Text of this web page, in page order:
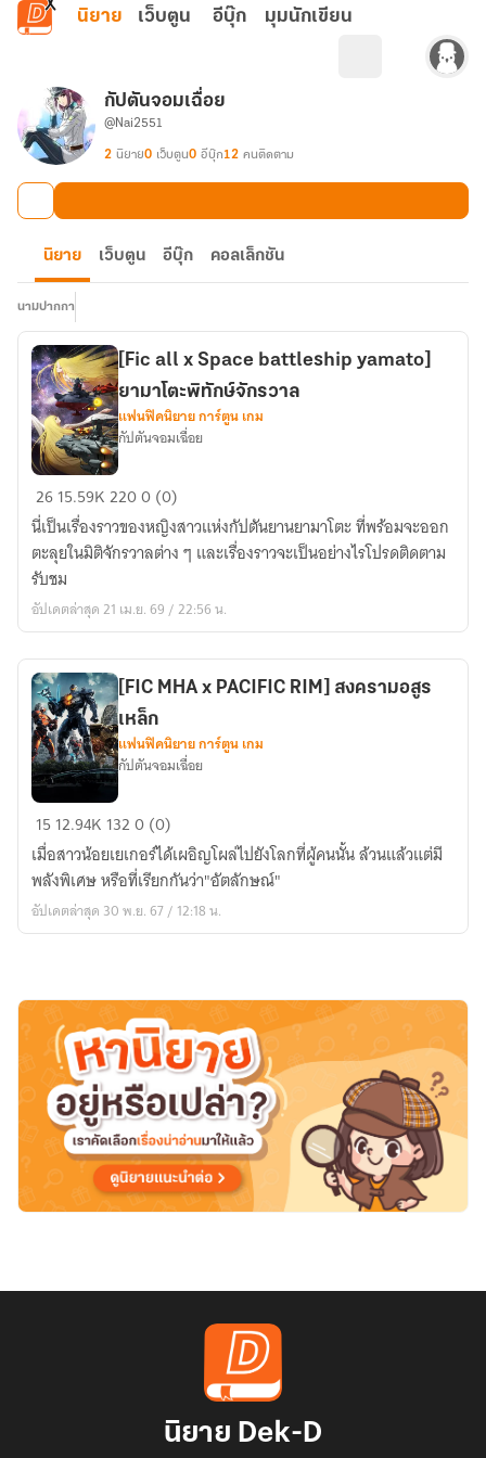
ข้ามไปยังเนื้อหาหลัก
นิยาย เว็บตูน อีบุ๊ก มุมนักเขียน
กัปตันจอมเฉื่อย
@Nai2551
2 นิยาย0 เว็บตูน0 อีบุ๊ก12 คนติดตาม
นิยาย เว็บตูน อีบุ๊ก คอลเล็กชัน
นามปากกา
[Fic
all
x
Space
battleship
yamato]
มา
โตะ
พิทักษ์
จักรวาล
[Fic all x Space battleship yamato]
ยามาโตะพิทักษ์จักรวาล
แฟนฟิคนิยาย การ์ตูน เกม
กัปตันจอมเฉื่อย
2615.59K2200 (0)
นี่เป็นเรื่องราวของหญิงสาวแห่งกัปตันยานยามาโตะ ที่พร้อมจะออก
ตะลุยในมิติจักรวาลต่าง ๆ และเรื่องราวจะเป็นอย่างไรโปรดติดตาม
รับชม
อัปเดตล่าสุด 21 เม.ย. 69 / 22:56 น.
[FIC
MHA
x
PACIFIC
RIM]
เหล็ก
[FIC MHA x PACIFIC RIM] สงครามอสูร
เหล็ก
แฟนฟิคนิยาย การ์ตูน เกม
กัปตันจอมเฉื่อย
15 12.94K 1320 (0)
เมื่อสาวน้อยเยเกอร์ได้เผอิญโผล่ไปยังโลกที่ผู้คนนั้น ล้วนแล้วแต่มี
พลังพิเศษ หรือที่เรียกกันว่า"อัตลักษณ์"
อัปเดตล่าสุด 30 พ.ย. 67 / 12:18 น.
นิยาย Dek-D